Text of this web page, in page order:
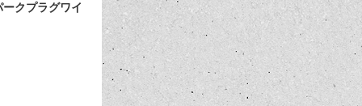
クプラグワイ
MOON Spark プラグ ワイヤー セ
ット V8 90度
16,500円
(税込)
MOON ラ
ー用 ガス
550円
(税込)